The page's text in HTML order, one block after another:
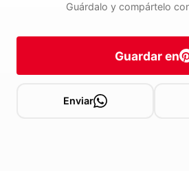
Guárdalo y compártelo
Guardar en
Enviar